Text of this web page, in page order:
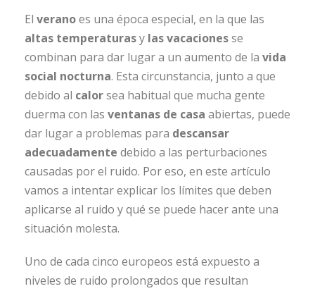
El veranoes una época especial, en la que las
altas temperaturasy las vacacionesse
combinan para dar lugar a un aumento de la vida
social nocturna. Esta circunstancia, junto a que
debido al calorsea habitual que mucha gente
duerma con las ventanas de casa abiertas, puede
dar lugar a problemas para descansar
adecuadamente debido a las perturbaciones
causadas por el ruido. Por eso, en este artículo
vamos a intentar explicar los límites que deben
aplicarse al ruido y qué se puede hacer ante una
situación molesta.
Uno de cada cinco europeos está expuesto a
niveles de ruido prolongados que resultan